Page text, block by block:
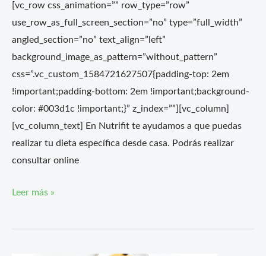
[vc_row css_animation=”” row_type=”row”
use_row_as_full_screen_section=”no” type=”full_width”
angled_section=”no” text_align=”left”
background_image_as_pattern=”without_pattern”
css=”.vc_custom_1584721627507{padding-top: 2em
!important;padding-bottom: 2em !important;background-
color: #003d1c !important;}” z_index=””][vc_column]
[vc_column_text] En Nutrifit te ayudamos a que puedas
realizar tu dieta específica desde casa. Podrás realizar
consultar online
Leer más »